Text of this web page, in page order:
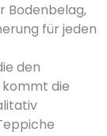
Bodenbelag,
für jeden
den
die